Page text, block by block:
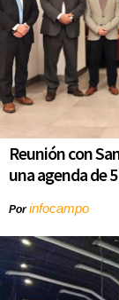
Reunión con
una agenda de
Porinfocampo